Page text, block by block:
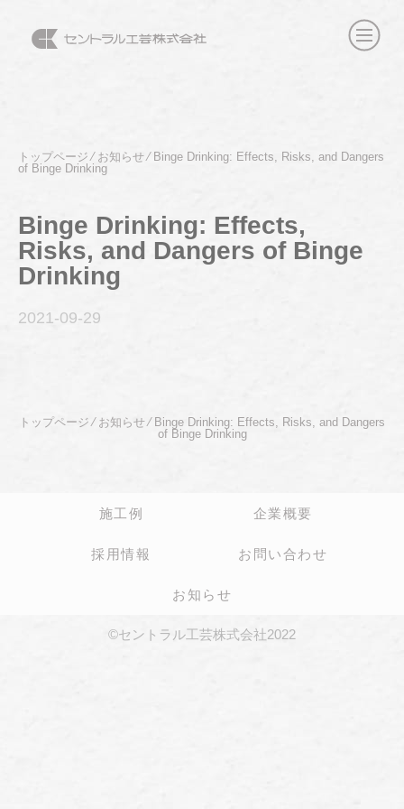
トップページ⁄ お知らせ⁄ Binge Drinking: Effects, Risks, and Dangers
of Binge Drinking
Binge Drinking: Effects,
Risks, and Dangers of Binge
Drinking
2021-09-29
トップページ ⁄ お知らせ⁄ Binge Drinking: Effects, Risks, and Dangers
of Binge Drinking
施工例 企業概要
採用情報 お問い合わせ
お知らせ
©セントラル工芸株式会社2022